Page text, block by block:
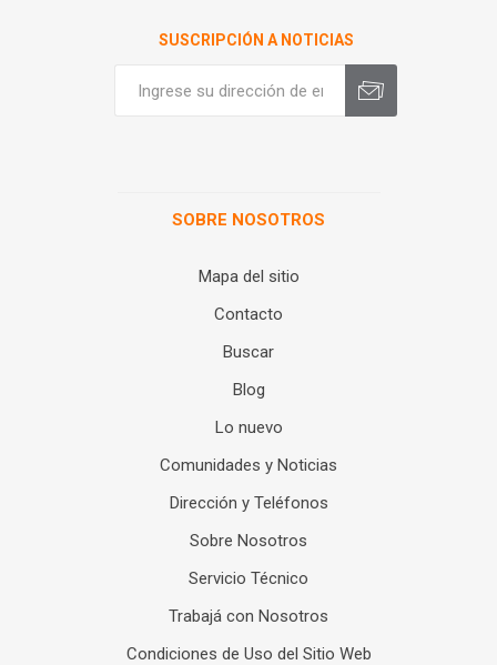
SUSCRIPCIÓN A NOTICIAS
SOBRE NOSOTROS
Mapa del sitio
Contacto
Buscar
Blog
Lo nuevo
Comunidades y Noticias
Dirección y Teléfonos
Sobre Nosotros
Servicio Técnico
Trabajá con Nosotros
Condiciones de Uso del Sitio Web